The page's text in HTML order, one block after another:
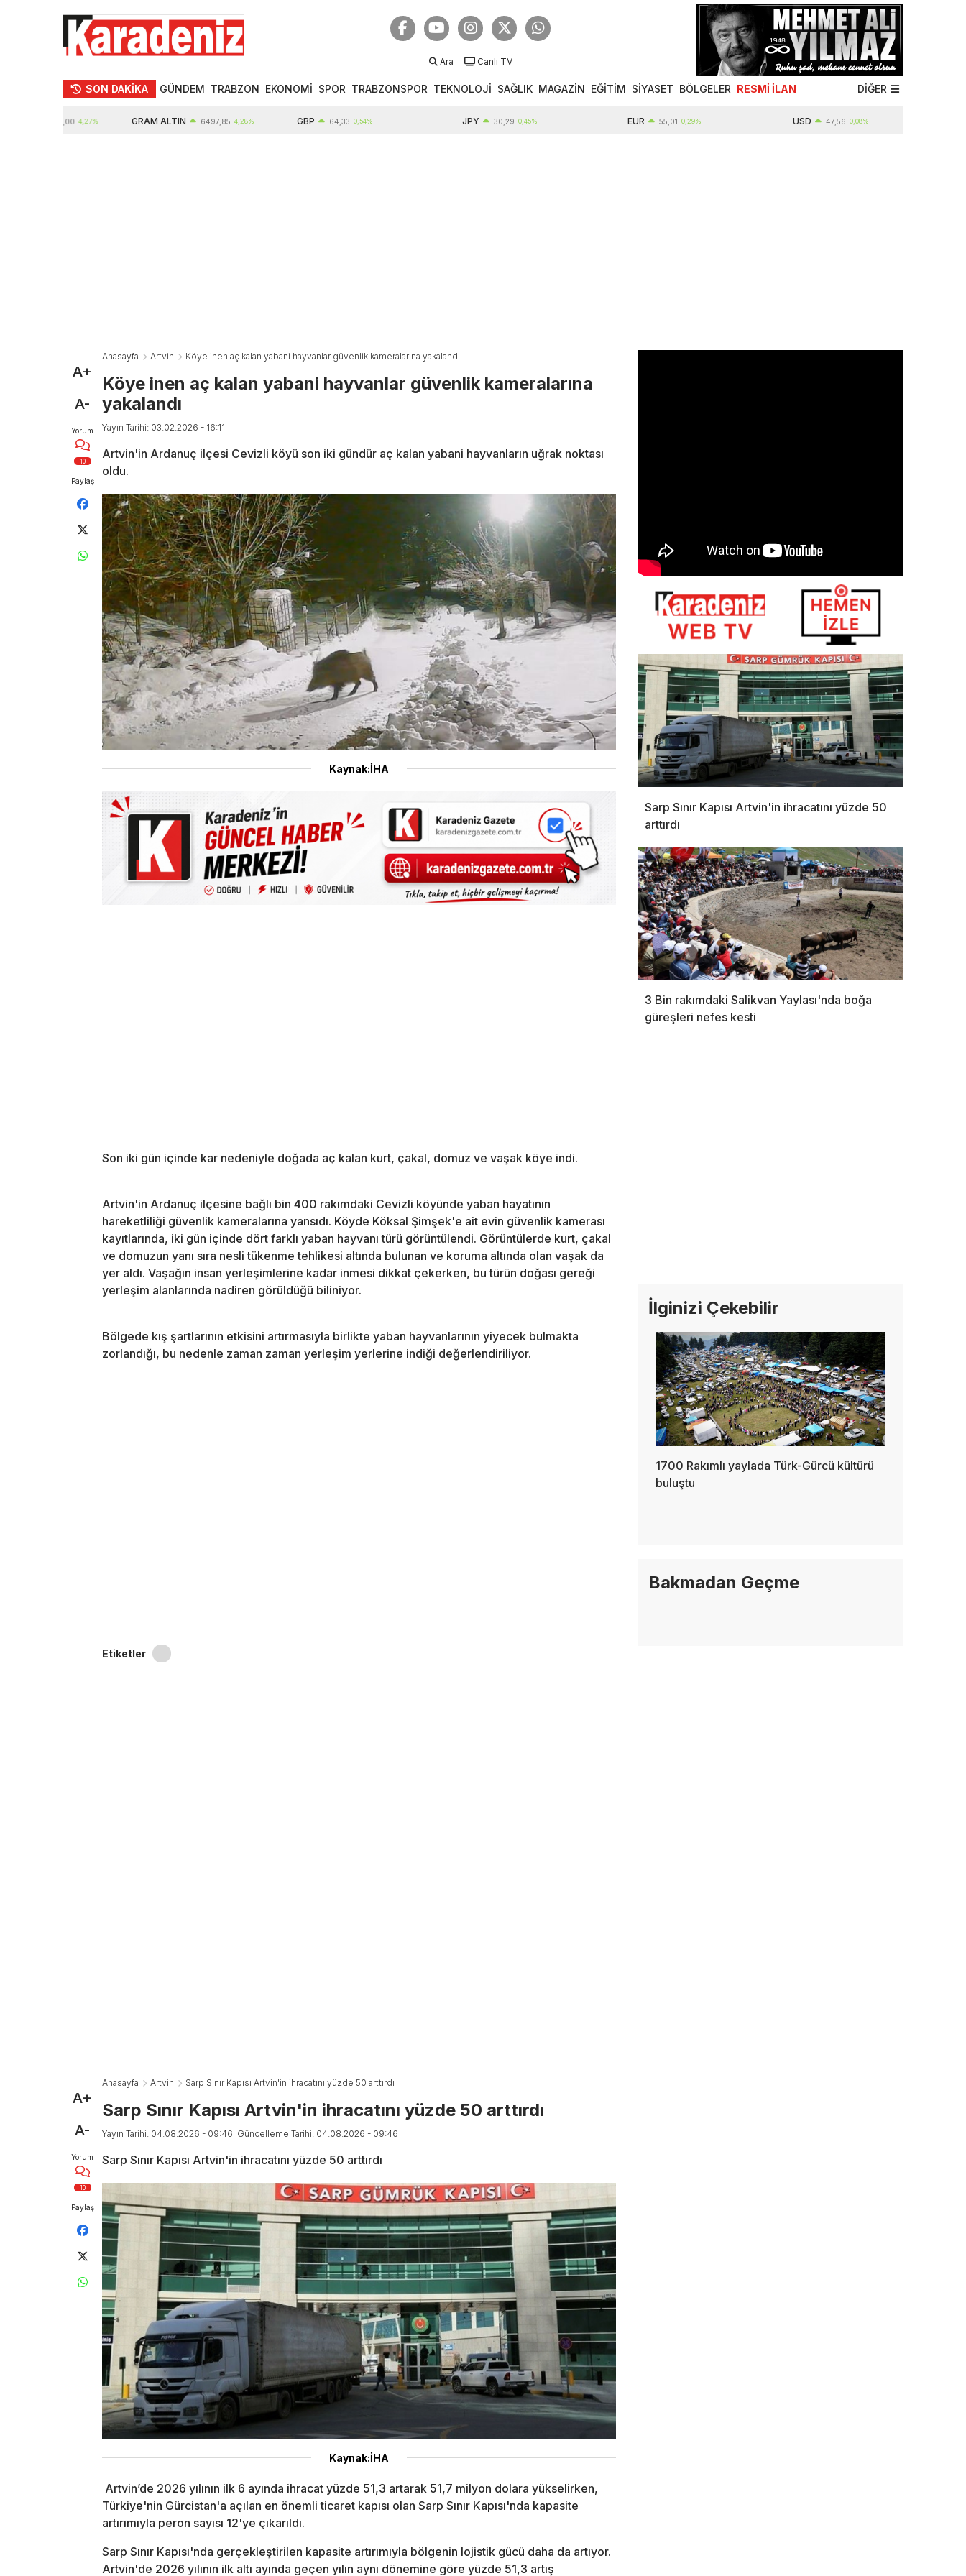
Ara Canlı TV
SON DAKİKA GÜNDEM TRABZON EKONOMİ SPOR TRABZONSPOR TEKNOLOJİ SAĞLIK MAGAZİN EĞİTİM SİYASET BÖLGELER RESMİ İLAN DİĞER
4,27% GRAM ALTIN 6497,85 4,28% 64,33 0,54% 30,29 0,45% 55,01 0,29% 47,56 0,08%
A+
A-
Yorum
10
Paylaş
Anasayfa Artvin Köye inen aç kalan yabani hayvanlar güvenlik kameralarına yakalandı
Köye inen aç kalan yabani hayvanlar güvenlik kameralarına
yakalandı
Yayın Tarihi: 03.02.2026 - 16:11
Artvin'in Ardanuç ilçesi Cevizli köyü son iki gündür aç kalan yabani hayvanların uğrak noktası
oldu.
Kaynak:İHA
Son iki gün içinde kar nedeniyle doğada aç kalan kurt, çakal, domuz ve vaşak köye indi.
Artvin'in Ardanuç ilçesine bağlı bin 400 rakımdaki Cevizli köyünde yaban hayatının
hareketliliği güvenlik kameralarına yansıdı. Köyde Köksal Şimşek'e ait evin güvenlik kamerası
kayıtlarında, iki gün içinde dört farklı yaban hayvanı türü görüntülendi. Görüntülerde kurt, çakal
ve domuzun yanı sıra nesli tükenme tehlikesi altında bulunan ve koruma altında olan vaşak da
yer aldı. Vaşağın insan yerleşimlerine kadar inmesi dikkat çekerken, bu türün doğası gereği
yerleşim alanlarında nadiren görüldüğü biliniyor.
Bölgede kış şartlarının etkisini artırmasıyla birlikte yaban hayvanlarının yiyecek bulmakta
zorlandığı, bu nedenle zaman zaman yerleşim yerlerine indiği değerlendiriliyor.
Etiketler
A+
A-
Yorum
10
Paylaş
Anasayfa Artvin Sarp Sınır Kapısı Artvin'in ihracatını yüzde 50 arttırdı
Sarp Sınır Kapısı Artvin'in ihracatını yüzde 50 arttırdı
Yayın Tarihi: 04.08.2026 - 09:46 | Güncelleme Tarihi: 04.08.2026 - 09:46
Sarp Sınır Kapısı Artvin'in ihracatını yüzde 50 arttırdı
Kaynak:İHA
Artvin’de 2026 yılının ilk 6 ayında ihracat yüzde 51,3 artarak 51,7 milyon dolara yükselirken,
Türkiye'nin Gürcistan'a açılan en önemli ticaret kapısı olan Sarp Sınır Kapısı'nda kapasite
artırımıyla peron sayısı 12'ye çıkarıldı.
Sarp Sınır Kapısı'nda gerçekleştirilen kapasite artırımıyla bölgenin lojistik gücü daha da artıyor.
Artvin'de 2026 yılının ilk altı ayında geçen yılın aynı dönemine göre yüzde 51,3 artış
Sarp Sınır Kapısı Artvin'in ihracatını yüzde 50
arttırdı
3 Bin rakımdaki Salikvan Yaylası'nda boğa
güreşleri nefes kesti
İlginizi Çekebilir
1700 Rakımlı yaylada Türk-Gürcü kültürü
buluştu
Bakmadan Geçme